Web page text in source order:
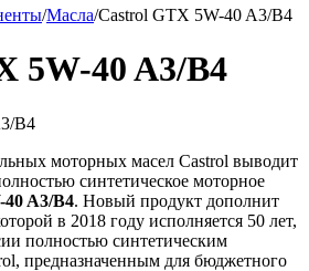
/Масла/Castrol GTX 5W-40 A3/B4
5W-40 A3/B4
моторных масел Castrol выводит
синтетическое моторное
A3/B4. Новый продукт дополнит
в 2018 году исполняется 50 лет,
полностью синтетическим
предназначенным для бюджетного